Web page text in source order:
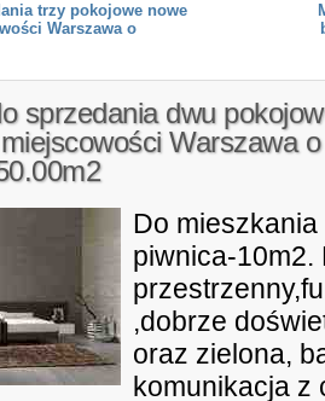
trzy pokojowe nowe
Warszawa o
sprzedania dwu
Warszawa o
Do
piwnica-10m2.
,dobrze
oraz zielona,
komunikacja z